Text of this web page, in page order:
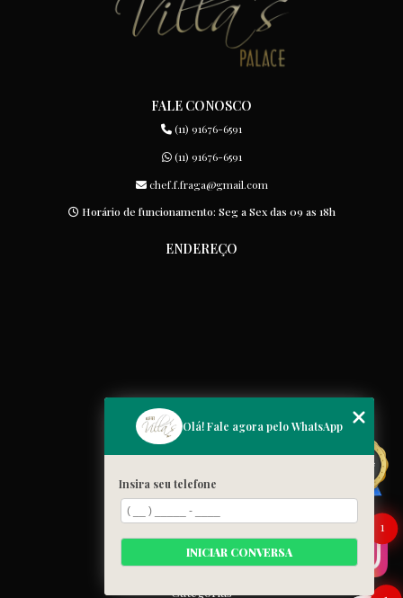
FALE CONOSCO
(11) 91676-6591
(11) 91676-6591
chef.f.fraga@gmail.com
Horário de funcionamento: Seg a Sex das 09 as 18h
ENDEREÇO
MENU
Home
Quem somos
Cardápio
Blog
Galeria
Contato
Categorias
Olá! Fale agora pelo WhatsApp
Insira seu telefone
INICIAR CONVERSA
1